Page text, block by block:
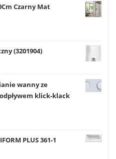
Czarny Mat
(3201904)
wanny ze
klick-klack
PLUS 361-1